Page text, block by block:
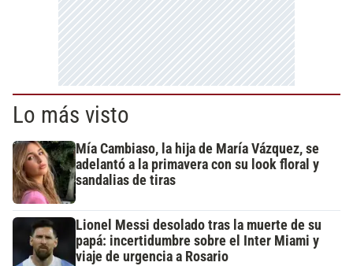
Lo más visto
Mía Cambiaso, la hija de María Vázquez, se
adelantó a la primavera con su look floral y
sandalias de tiras
Lionel Messi desolado tras la muerte de su
papá: incertidumbre sobre el Inter Miami y
viaje de urgencia a Rosario